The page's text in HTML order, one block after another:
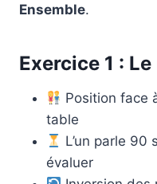
Ensemble.
Exercice 1 :
Position face
table
L’un parle 90
évaluer